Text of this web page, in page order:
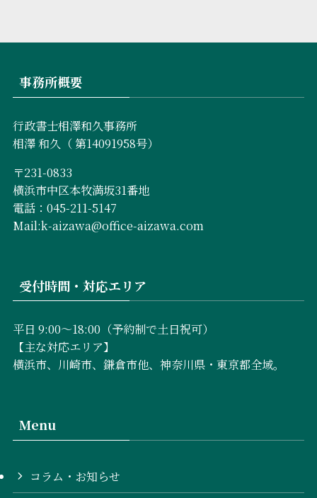
事務所概要
行政書士相澤和久事務所
相澤 和久（ 第14091958号）
〒231-0833
横浜市中区本牧満坂31番地
電話：045-211-5147
Mail:k-aizawa@office-aizawa.com
受付時間・対応エリア
平日 9:00〜18:00（予約制で土日祝可）
【主な対応エリア】
横浜市、川崎市、鎌倉市他、神奈川県・東京都全域。
Menu
コラム・お知らせ